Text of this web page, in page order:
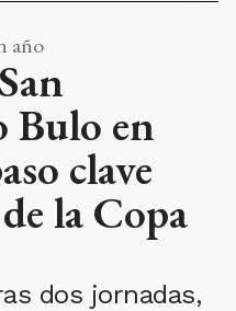
año
en
clave
la Copa
dos jornadas,